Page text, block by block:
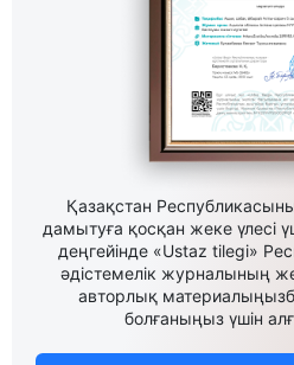
Қазақстан
дамытуға қосқан жеке үлесі
деңгейінде «Ustaz tilegi»
әдістемелік журналының
авторлық
болғаныңыз үшін